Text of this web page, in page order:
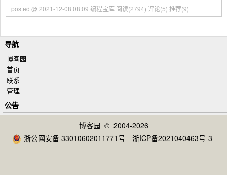
posted @ 2021-12-08 08:09 编程宝库 阅读(2794) 评论(5) 推荐(9)
导航
博客园
首页
联系
管理
公告
博客园 © 2004-2026
浙公网安备 33010602011771号
浙ICP备2021040463号-3